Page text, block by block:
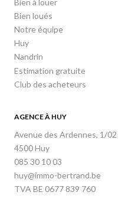
Bien loués
Notre équipe
Huy
Nandrin
Estimation gratuite
Club des acheteurs
AGENCE À HUY
Avenue des Ardennes, 1/02
4500 Huy
085 30 10 03
huy@immo-bertrand.be
TVA BE 0677 839 760